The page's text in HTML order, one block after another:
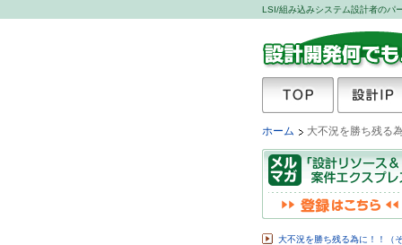
LSI/組み込みシステム設計者のパ
設計開発何でも.com
ホーム 大不況を勝ち残る
大不況を勝ち残る為に！！（